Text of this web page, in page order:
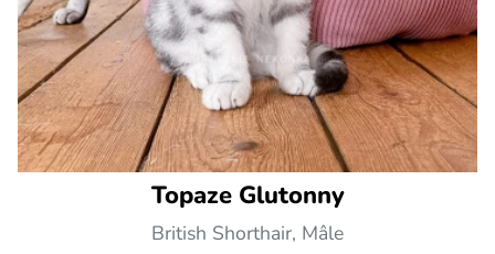
Topaze Glutonny
British Shorthair, Mâle